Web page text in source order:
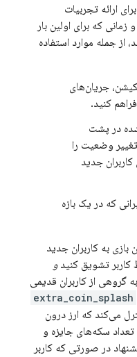
برای ارائه تجربیات
که برای اولین بار
از جمله موارد استفاده
جریان‌های
کنید.
در پشت
وضعیت را
جدید
که در یک بازه
به کاربران جدید
کاربر تشویق کنیدو
گروهی از کاربران قدیمی
extra_coin_splash
می‌کند که ارز درون
تعداد سکه‌های جایزه و
در صورتی که کاربر